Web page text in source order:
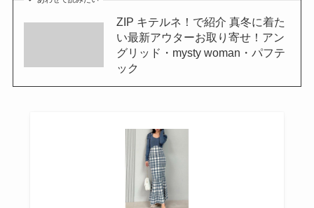
ZIP キテルネ！で紹介 真冬に着た
い最新アウターお取り寄せ！アン
グリッド・mysty woman・パフテ
ック